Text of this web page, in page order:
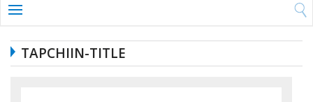
TAPCHIIN-TITLE